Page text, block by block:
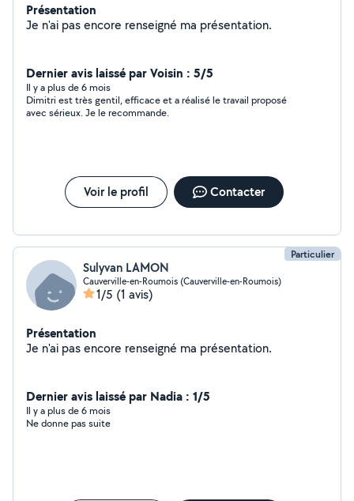
Présentation
Je n'ai pas encore renseigné ma présentation.
Dernier avis laissé par Voisin : 5/5
Il y a plus de 6 mois
Dimitri est très gentil, efficace et a réalisé le travail proposé
avec sérieux. Je le recommande.
Voir le profil Contacter
Particulier
Sulyvan LAMON
Cauverville-en-Roumois (Cauverville-en-Roumois)
1/5 (1 avis)
Présentation
Je n'ai pas encore renseigné ma présentation.
Dernier avis laissé par Nadia : 1/5
Il y a plus de 6 mois
Ne donne pas suite